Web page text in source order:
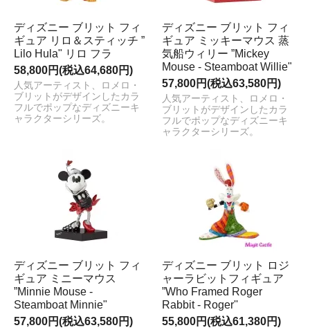
ディズニー ブリット フィ
ギュア リロ＆スティッチ ”
Lilo Hula" リロ フラ
58,800円(税込64,680円)
人気アーティスト、ロメロ・
ブリットがデザインしたカラ
フルでポップなディズニーキ
ャラクターシリーズ。
ディズニー ブリット フィ
ギュア ミッキーマウス 蒸
気船ウィリー ”Mickey
Mouse - Steamboat Willie"
57,800円(税込63,580円)
人気アーティスト、ロメロ・
ブリットがデザインしたカラ
フルでポップなディズニーキ
ャラクターシリーズ。
ディズニー ブリット フィ
ギュア ミニーマウス
”Minnie Mouse -
Steamboat Minnie"
57,800円(税込63,580円)
ディズニー ブリット ロジ
ャーラビットフィギュア
”Who Framed Roger
Rabbit - Roger''
55,800円(税込61,380円)